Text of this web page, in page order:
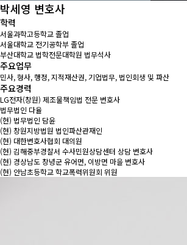
박세영 변호사
학력
서울과학고등학교 졸업
서울대학교 전기공학부 졸업
부산대학교 법학전문대학원 법무석사
주요업무
민사, 형사, 행정, 지적재산권, 기업법무, 법인회생 및 파산
주요경력
LG전자(창원) 제조물책임법 전문 변호사
법무법인 다율
(현) 법무법인 담윤
(현) 창원지방법원 법인파산관재인
(현) 대한변호사협회 대의원
(현) 김해중부경찰서 수사민원상담센터 상담 변호사
(현) 경상남도 창녕군 유어면, 이방면 마을 변호사
(현) 안남초등학교 학교폭력위원회 위원